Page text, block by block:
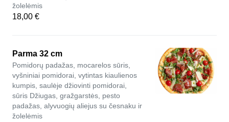
žolelėmis
18,00 €
Parma 32 cm
Pomidorų padažas, mocarelos sūris,
vyšniniai pomidorai, vytintas kiaulienos
kumpis, saulėje džiovinti pomidorai,
sūris Džiugas, gražgarstės, pesto
padažas, alyvuogių aliejus su česnaku ir
žolelėmis